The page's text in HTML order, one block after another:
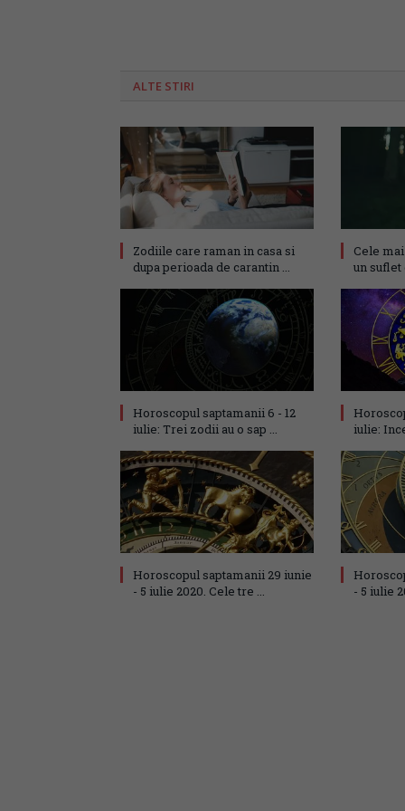
ALTE STIRI
Zodiile care raman in casa si
dupa perioada de carantin ...
Cele
un suflet
Horoscopul saptamanii 6 - 12
iulie: Trei zodii au o sap ...
iulie:
Horoscopul saptamanii 29 iunie
- 5 iulie 2020. Cele tre ...
- 5 iulie